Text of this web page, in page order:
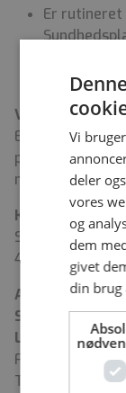
Er rutineret
faglig
Vi håber, at du
Er nysgerrig og
patienter og
muligheder for
Kontakt
45 80 59 for
Samtaler:22.
Løn- og
Følger
Takstnævn og
Vi
deler
vores
og
dem
givet
din brug